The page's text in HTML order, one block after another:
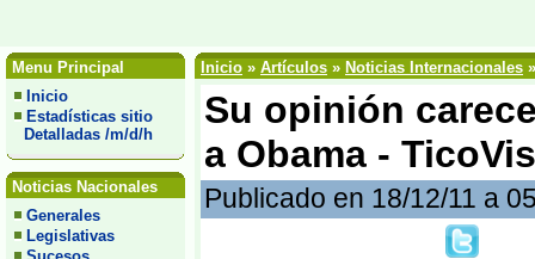
Menu Principal
Inicio
Estadísticas sitio
Detalladas /m/d/h
Noticias Nacionales
Generales
Legislativas
Inicio » Artículos » Noticias Internacionales
Su opinión
a Obama -
Publicado en 18/12/11 a